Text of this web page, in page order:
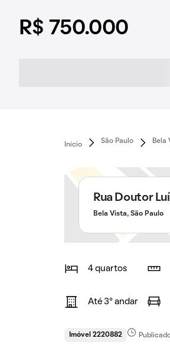
R$ 750.000
Início
São Paulo Bela
Rua Doutor
Bela Vista, São Paulo
4 quartos
Até 3° andar
Imóvel 2220882